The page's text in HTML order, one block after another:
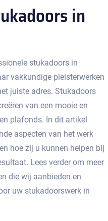
in
stukadoors in
vakkundige pleisterwerken
juiste adres.​ Stukadoors
van een mooie en
plafonds.​ In dit artikel
aspecten van het werk
hoe zij u kunnen helpen bij
Lees verder om meer
die wij aanbieden en
uw stukadoorswerk in